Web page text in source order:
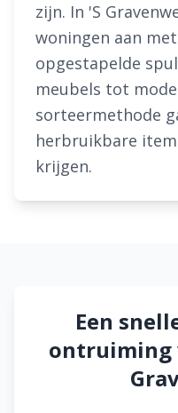
zijn. In 'S
woningen aan
opgestapelde
meubels tot
sorteermethode
herbruikbare
krijgen.
Een
ontruiming